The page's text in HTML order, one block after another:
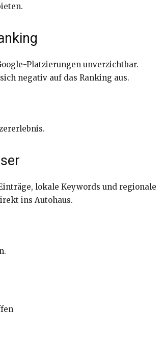
Platzierungen unverzichtbar.
negativ auf das Ranking aus.
lokale Keywords und regionale
ins Autohaus.